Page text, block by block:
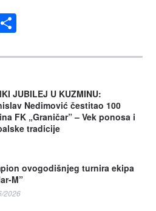
JUBILEJ U KUZMINU:
Nedimović čestitao 100
FK „Graničar” – Vek ponosa i
tradicije
ovogodišnjeg turnira ekipa
M”
2026